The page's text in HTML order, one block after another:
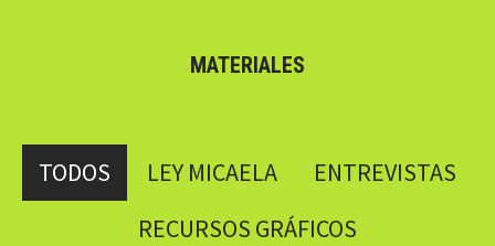
MATERIALES
TODOS LEY MICAELA
ENTREVISTAS
RECURSOS GRÁFICOS